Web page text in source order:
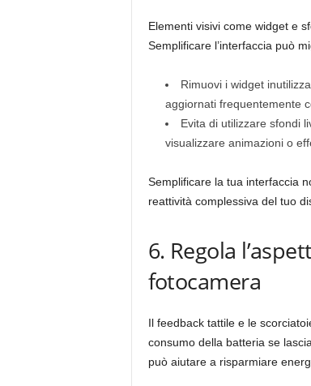
Elementi visivi come widget e
Semplificare l’interfaccia può
Rimuovi i widget
aggiornati frequentemente
Evita di utilizzare sfondi
visualizzare animazioni o
Semplificare la tua interfaccia
reattività complessiva del tuo
6. Regola
fotocamera
Il feedback tattile e le
consumo della batteria se
può aiutare a risparmiare